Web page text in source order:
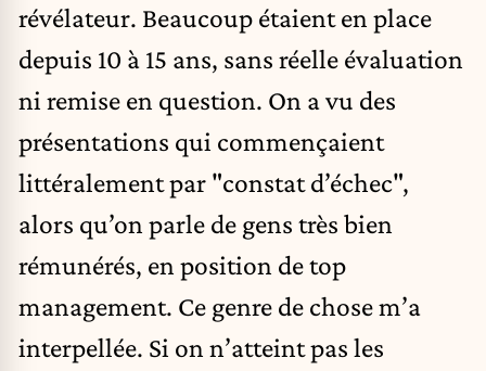
révélateur. Beaucoup étaient en place
depuis 10 à 15 ans, sans réelle évaluation
ni remise en question. On a vu des
présentations qui commençaient
littéralement par "constat d’échec",
alors qu’on parle de gens très bien
rémunérés, en position de top
management. Ce genre de chose m’a
interpellée. Si on n’atteint pas les